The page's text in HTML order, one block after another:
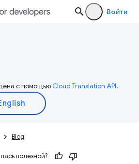
Войти
с помощьюCloud Translation API.
Blog
полезной?